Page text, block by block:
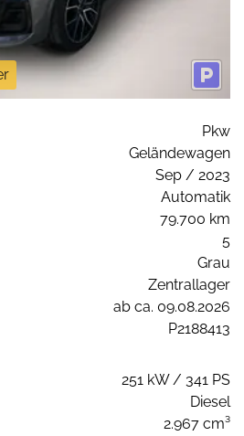
Pkw
Geländewagen
Sep / 2023
Automatik
79.700 km
5
Grau
Zentrallager
ab ca. 09.08.2026
P2188413
251 kW / 341 PS
Diesel
2.967 cm³